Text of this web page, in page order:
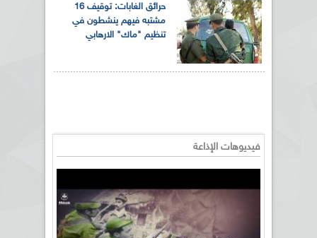
حرائق الغابات: توقيف 16
مشتبه فيهم ينشطون في
تنظيم "ماك" الارهابي
فيديوهات الإذاعة